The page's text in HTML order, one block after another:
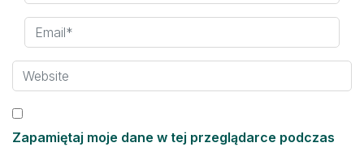
Zapamiętaj moje dane w tej przeglądarce podczas